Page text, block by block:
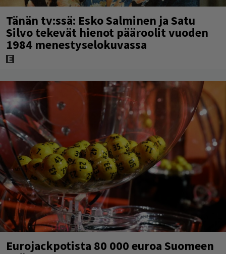
Tänän tv:ssä: Esko Salminen ja Satu
Silvo tekevät hienot pääroolit vuoden
1984 menestyselokuvassa
Eurojackpotista 80 000 euroa Suomeen